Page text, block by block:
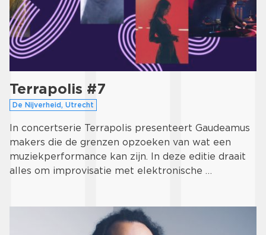
Terrapolis #7
De Nijverheid, Utrecht
In concertserie Terrapolis presenteert Gaudeamus
makers die de grenzen opzoeken van wat een
muziekperformance kan zijn. In deze editie draait
alles om improvisatie met elektronische …